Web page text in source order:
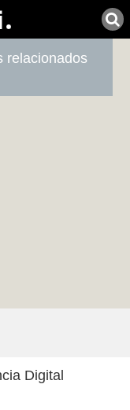
relacionados
Digital